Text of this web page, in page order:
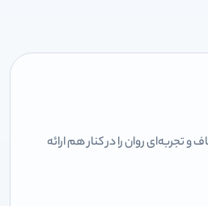
تجربه‌ای روان را در کنار هم ارائه